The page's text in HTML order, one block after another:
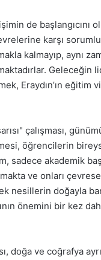
de başlangıcını
karşı
kalmayıp, aynı
Geleceğin
Eraydın’ın eğitim
çalışması,
öğrencilerin
sadece akademik
ve onları
nesillerin doğayla
önemini bir kez
doğa ve coğrafya